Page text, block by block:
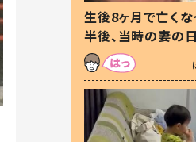
生後8ヶ月で亡く
半後、当時の妻の
た本音とは